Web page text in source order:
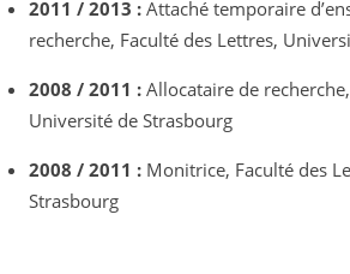
2011 / 2013 :Attaché temporaire
recherche, Faculté des Lettres,
2008 / 2011 :Allocataire de
Université de Strasbourg
2008 / 2011 :Monitrice, Faculté des
Strasbourg